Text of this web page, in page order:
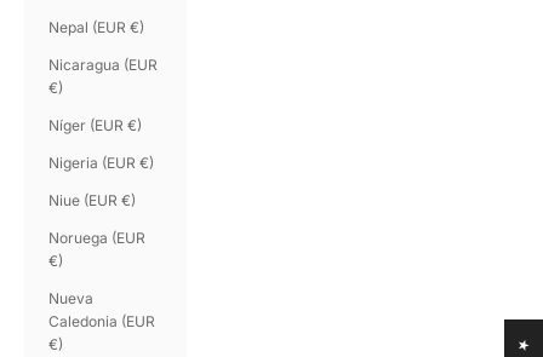
Nepal (EUR €)
Nicaragua (EUR
€)
Níger (EUR €)
Nigeria (EUR €)
Niue (EUR €)
Noruega (EUR
€)
Nueva
Caledonia (EUR
€)